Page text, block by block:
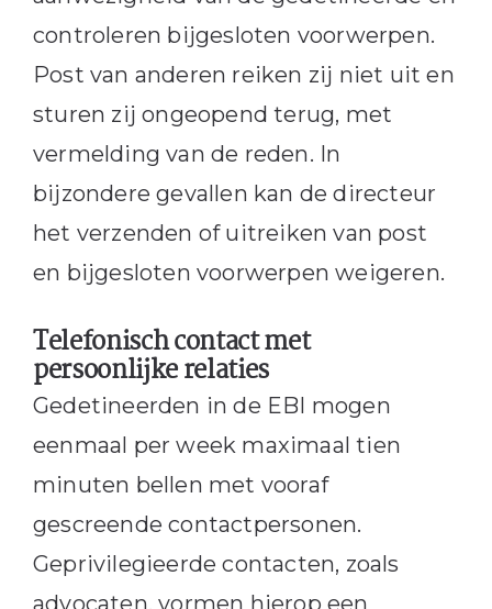
controleren bijgesloten voorwerpen.
Post van anderen reiken zij niet uit en
sturen zij ongeopend terug, met
vermelding van de reden. In
bijzondere gevallen kan de directeur
het verzenden of uitreiken van post
en bijgesloten voorwerpen weigeren.
Telefonisch contact met
persoonlijke relaties
Gedetineerden in de EBI mogen
eenmaal per week maximaal tien
minuten bellen met vooraf
gescreende contactpersonen.
Geprivilegieerde contacten, zoals